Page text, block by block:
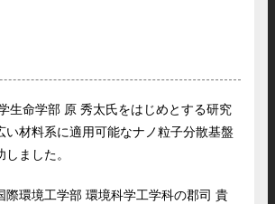
生命学部 原 秀太氏をはじめとする研究
い材料系に適用可能なナノ粒子分散基盤
ました。
環境工学部 環境科学工学科の郡司 貴